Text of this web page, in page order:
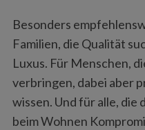
Besonders
Familien, die Qualität
Luxus. Für Menschen,
verbringen, dabei aber
wissen. Und für alle, die
beim Wohnen